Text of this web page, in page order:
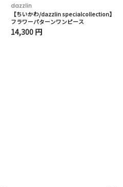
dazzlin
【ちいかわ/dazzlin specialcollection】
フラワーパターンワンピース
14,300 円